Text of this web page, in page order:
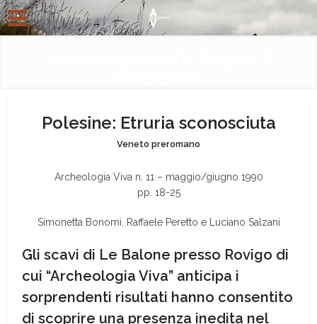
Polesine: Etruria sconosciuta
Veneto preromano
Archeologia Viva n. 11 – maggio/giugno 1990
pp. 18-25
Simonetta Bonomi, Raffaele Peretto e Luciano Salzani
Gli scavi di Le Balone presso Rovigo di
cui “Archeologia Viva” anticipa i
sorprendenti risultati hanno consentito
di scoprire una presenza inedita nel